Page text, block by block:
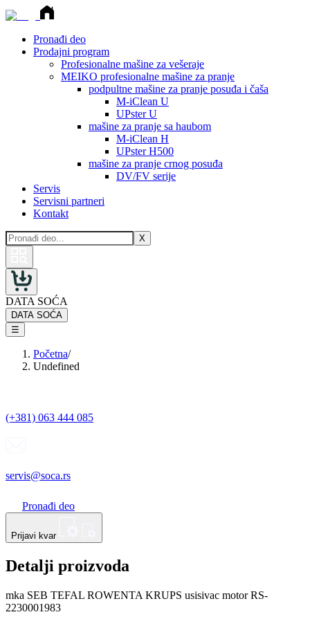
Pronađi deo
Prodajni program
Profesionalne mašine za vešeraje
MEIKO profesionalne mašine za pranje
podpultne mašine za pranje posuđa i čaša
M-iClean U
UPster U
mašine za pranje sa haubom
M-iClean H
UPster H500
mašine za pranje crnog posuđa
DV/FV serije
Servis
Servisni partneri
Kontakt
X
DATA SOĆA
DATA SOĆA
☰
Početna/
Undefined
(+381) 063 444 085
servis@soca.rs
Pronađi deo
Prijavi kvar
Detalji proizvoda
mka SEB TEFAL ROWENTA KRUPS usisivac motor RS-
2230001983